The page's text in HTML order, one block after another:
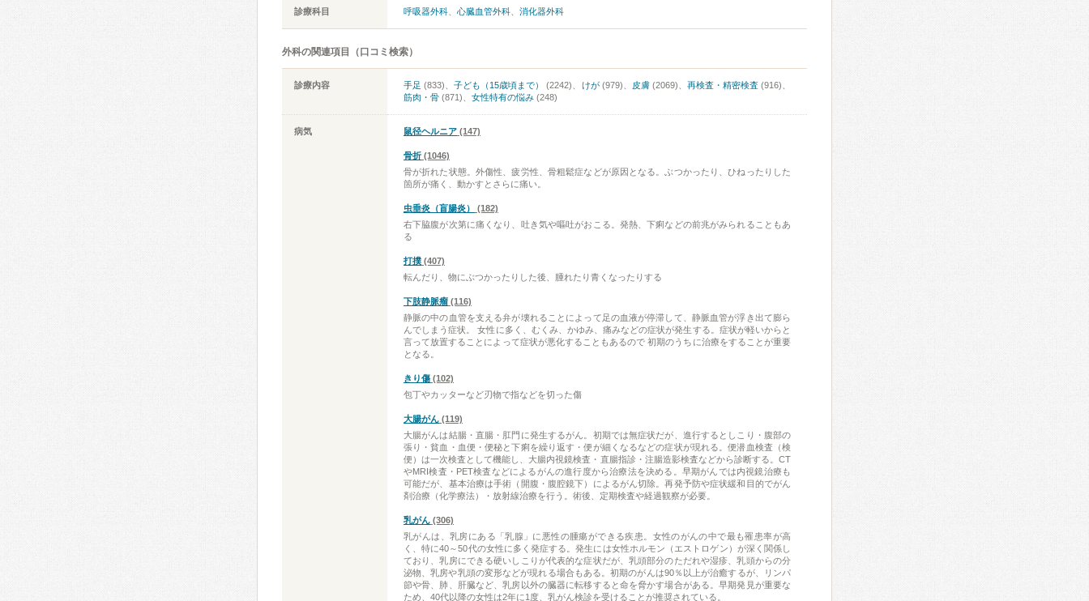
診療科目 呼吸器外科 心臓血管外科 消化器外科
外科の関連項目（口コミ検索）
診療内容 手足 (833)、子ども（15歳頃まで） (2242)、 けが(979)、 皮膚(2069)、 再検査・精密検査 (916)、
筋肉・骨 (871)、 女性特有の悩み (248)
病気 鼠径ヘルニア (147)
骨折 (1046)
骨が折れた状態。外傷性、疲労性、骨粗鬆症などが原因となる。ぶつかったり、ひねったりした
箇所が痛く、動かすとさらに痛い。
虫垂炎（盲腸炎）
(182)
右下脇腹が次第に痛くなり、吐き気や嘔吐がおこる。発熱、下痢などの前兆がみられることもあ
る
打撲 (407)
転んだり、物にぶつかったりした後、腫れたり青くなったりする
下肢静脈瘤 (116)
静脈の中の血管を支える弁が壊れることによって足の血液が停滞して、静脈血管が浮き出て膨ら
んでしまう症状。 女性に多く、むくみ、かゆみ、痛みなどの症状が発生する。症状が軽いからと
言って放置することによって症状が悪化することもあるので 初期のうちに治療をすることが重要
となる。
きり傷 (102)
包丁やカッターなど刃物で指などを切った傷
大腸がん (119)
大腸がんは結腸・直腸・肛門に発生するがん。初期では無症状だが、進行するとしこり・腹部の
張り・貧血・血便・便秘と下痢を繰り返す・便が細くなるなどの症状が現れる。便潜血検査（検
便）は一次検査として機能し、大腸内視鏡検査・直腸指診・注腸造影検査などから診断する。CT
やMRI検査・PET検査などによるがんの進行度から治療法を決める。早期がんでは内視鏡治療も
可能だが、基本治療は手術（開腹・腹腔鏡下）によるがん切除。再発予防や症状緩和目的でがん
剤治療（化学療法）・放射線治療を行う。術後、定期検査や経過観察が必要。
乳がん (306)
乳がんは、乳房にある「乳腺」に悪性の腫瘍ができる疾患。女性のがんの中で最も罹患率が高
く、特に40～50代の女性に多く発症する。発生には女性ホルモン（エストロゲン）が深く関係し
ており、乳房にできる硬いしこりが代表的な症状だが、乳頭部分のただれや湿疹、乳頭からの分
泌物、乳房や乳頭の変形などが現れる場合もある。初期のがんは90％以上が治癒するが、リンパ
節や骨、肺、肝臓など、乳房以外の臓器に転移すると命を脅かす場合がある。早期発見が重要な
ため、40代以降の女性は2年に1度、乳がん検診を受けることが推奨されている。